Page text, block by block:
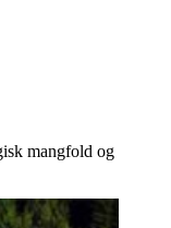
mangfold og